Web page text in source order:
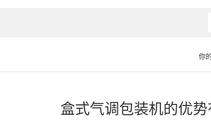
你
盒式气调包装机的优势